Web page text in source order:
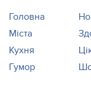
Головна
Міста
Кухня
Гумор